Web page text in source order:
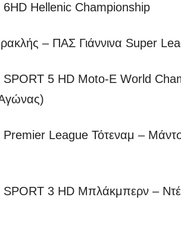
Hellenic Championship
– ΠΑΣ Γιάννινα Super
5 HD Moto-E World
League Τότεναμ –
3 HD Μπλάκμπερν –